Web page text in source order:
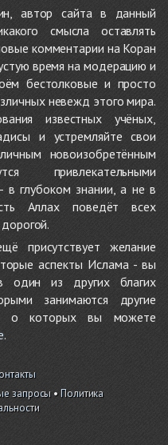
автор сайта в данный
смысла оставлять
комментарии на Коран
время на модерацию и
бестолковые и просто
невежд этого мира.
известных учёных,
и устремляйте свои
новоизобретённым
привлекательными
в глубоком знании, а не в
Аллах поведёт всех
присутствует желание
аспекты Ислама - вы
один из других благих
занимаются другие
и о которых вы можете
.
запросы •Политика